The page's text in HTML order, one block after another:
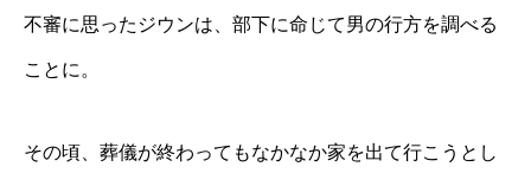
不審に思ったジウンは、部下に命じて男の行方を調べる
ことに。
その頃、葬儀が終わってもなかなか家を出て行こうとし